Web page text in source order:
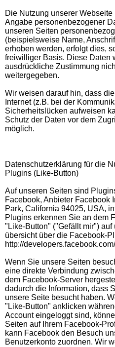
Die Nutzung unserer
Angabe personenbezogener
unseren Seiten
(beispielsweise Name,
erhoben werden, erfolgt dies,
freiwilliger Basis. Diese Daten
ausdrückliche Zustimmung
weitergegeben.
Wir weisen darauf hin, dass
Internet (z.B. bei der
Sicherheitslücken aufweisen
Schutz der Daten vor dem
möglich.
Datenschutzerklärung für die
Plugins (Like-Button)
Auf unseren Seiten sind
Facebook, Anbieter Facebook
Park, California 94025, USA,
Plugins erkennen Sie an dem
"Like-Button" ("Gefällt mir")
übersicht über die Facebook-
http://
Wenn Sie unsere Seiten
eine direkte Verbindung
dem Facebook-Server
dadurch die Information, dass
unsere Seite besucht haben.
"Like-Button" anklicken
Account eingeloggt sind,
Seiten auf Ihrem Facebook-
kann Facebook den Besuch
Benutzerkonto zuordnen. Wir